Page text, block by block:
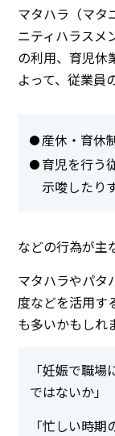
マタハラ（マタ
ニティハラスメ
の利用、育児休
よって、従業員
産休・育休
育児を行う
示唆したり
などの行為が主
マタハラやパタ
度などを活用す
も多いかもしれ
「妊娠で職
ではないか」
「忙しい時期